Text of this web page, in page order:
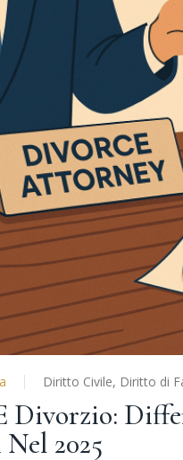
Diritto Civile, Diritto di
Divorzio:
2025